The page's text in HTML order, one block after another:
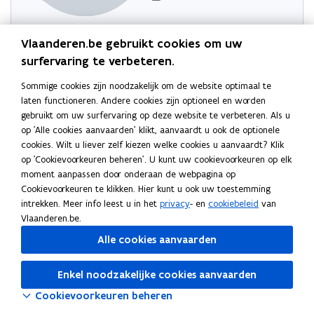
Indien dit niet lukt, wacht even en probeer opnieuw
Vlaanderen.be gebruikt cookies om uw
surfervaring te verbeteren.
Sommige cookies zijn noodzakelijk om de website optimaal te
laten functioneren. Andere cookies zijn optioneel en worden
gebruikt om uw surfervaring op deze website te verbeteren. Als u
op 'Alle cookies aanvaarden' klikt, aanvaardt u ook de optionele
cookies. Wilt u liever zelf kiezen welke cookies u aanvaardt? Klik
op 'Cookievoorkeuren beheren'. U kunt uw cookievoorkeuren op elk
moment aanpassen door onderaan de webpagina op
Cookievoorkeuren te klikken. Hier kunt u ook uw toestemming
intrekken. Meer info leest u in het privacy- en cookiebeleid van
Vlaanderen.be.
Alle cookies aanvaarden
Enkel noodzakelijke cookies aanvaarden
Cookievoorkeuren beheren